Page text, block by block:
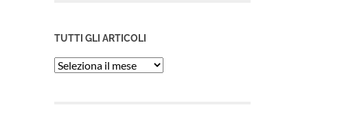
TUTTI GLI ARTICOLI
Tutti